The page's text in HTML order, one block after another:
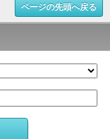
ページの先頭へ戻る